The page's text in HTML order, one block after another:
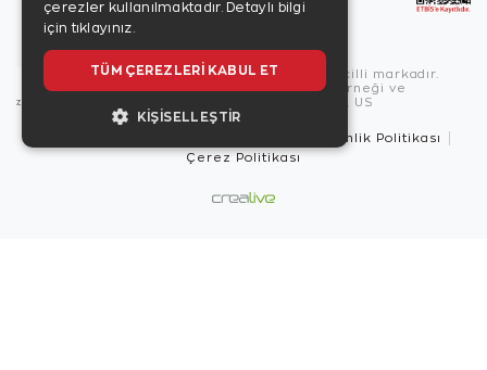
Copyright © 2026, Zen Diamond tescilli markadır.
Zen Diamond Birleşmiş Markalar Derneği ve
Turquality Destek Programı üyesidir. US
Güvenlik Politikası
Çerez Politikası
çerezler kullanılmaktadır. Detaylı bilgi
için tıklayınız.
TÜM ÇEREZLERI KABUL ET
KIŞISELLEŞTIR